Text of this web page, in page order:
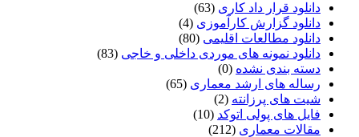
دانلود قرار داد کاری (63)
دانلود گزارش کارآموزی (4)
دانلود مطالعات اقلیمی (80)
دانلود نمونه های موردی داخلی و خاجی (83)
دسته بندی نشده (0)
رساله های ارشد معماری (65)
شیت های پرزانته (2)
فایل های پولی اتوکد (10)
مقالات معماری (212)